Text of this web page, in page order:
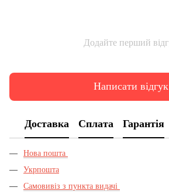
Додайте перший
Написати відгук
Доставка Сплата Гарантія
Нова пошта
Укрпошта
Самовивіз з пункта видачі